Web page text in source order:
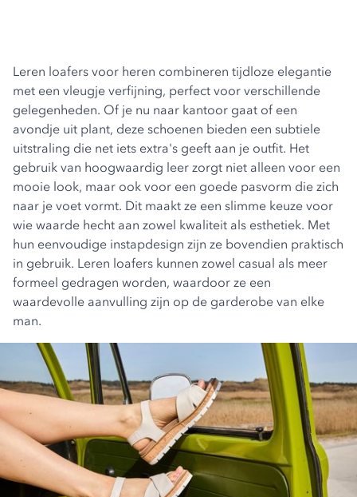
Leren loafers voor heren combineren tijdloze elegantie
met een vleugje verfijning, perfect voor verschillende
gelegenheden. Of je nu naar kantoor gaat of een
avondje uit plant, deze schoenen bieden een subtiele
uitstraling die net iets extra's geeft aan je outfit. Het
gebruik van hoogwaardig leer zorgt niet alleen voor een
mooie look, maar ook voor een goede pasvorm die zich
naar je voet vormt. Dit maakt ze een slimme keuze voor
wie waarde hecht aan zowel kwaliteit als esthetiek. Met
hun eenvoudige instapdesign zijn ze bovendien praktisch
in gebruik. Leren loafers kunnen zowel casual als meer
formeel gedragen worden, waardoor ze een
waardevolle aanvulling zijn op de garderobe van elke
man.